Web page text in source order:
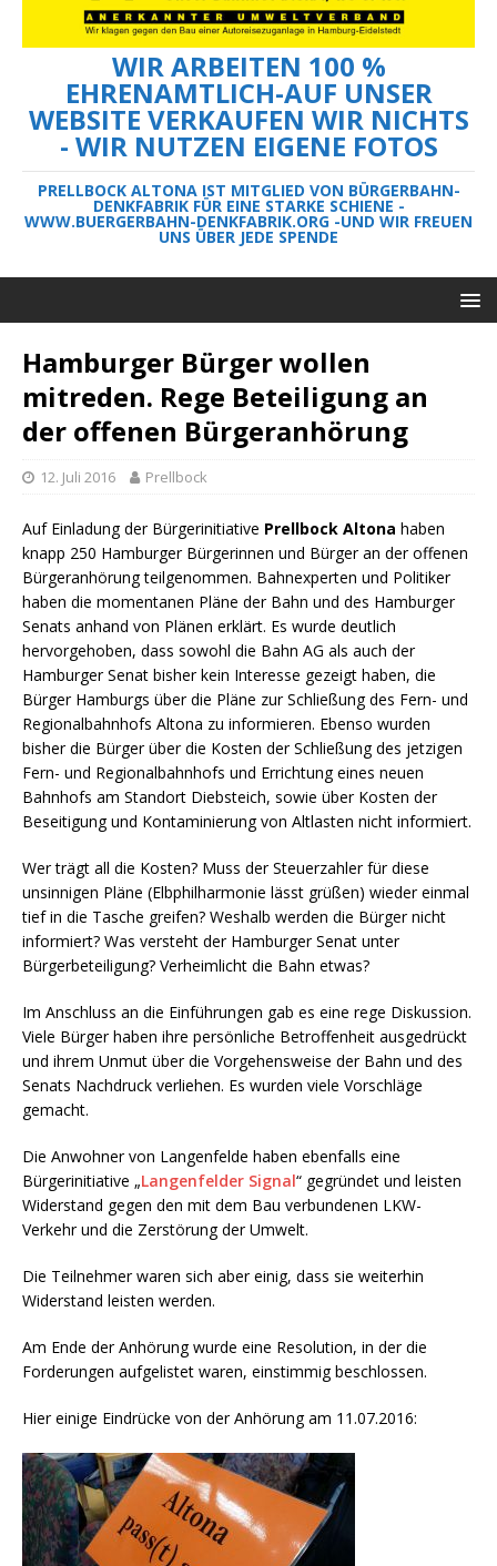
WIR ARBEITEN 100 %
EHRENAMTLICH-AUF UNSER
WEBSITE VERKAUFEN WIR NICHTS
- WIR NUTZEN EIGENE FOTOS
PRELLBOCK ALTONA IST MITGLIED VON BÜRGERBAHN-
DENKFABRIK FÜR EINE STARKE SCHIENE -
WWW.BUERGERBAHN-DENKFABRIK.ORG -UND WIR FREUEN
UNS ÜBER JEDE SPENDE
Hamburger Bürger wollen
mitreden. Rege Beteiligung an
der offenen Bürgeranhörung
12. Juli 2016 Prellbock
Auf Einladung der Bürgerinitiative Prellbock Altona haben
knapp 250 Hamburger Bürgerinnen und Bürger an der offenen
Bürgeranhörung teilgenommen. Bahnexperten und Politiker
haben die momentanen Pläne der Bahn und des Hamburger
Senats anhand von Plänen erklärt. Es wurde deutlich
hervorgehoben, dass sowohl die Bahn AG als auch der
Hamburger Senat bisher kein Interesse gezeigt haben, die
Bürger Hamburgs über die Pläne zur Schließung des Fern- und
Regionalbahnhofs Altona zu informieren. Ebenso wurden
bisher die Bürger über die Kosten der Schließung des jetzigen
Fern- und Regionalbahnhofs und Errichtung eines neuen
Bahnhofs am Standort Diebsteich, sowie über Kosten der
Beseitigung und Kontaminierung von Altlasten nicht informiert.
Wer trägt all die Kosten? Muss der Steuerzahler für diese
unsinnigen Pläne (Elbphilharmonie lässt grüßen) wieder einmal
tief in die Tasche greifen? Weshalb werden die Bürger nicht
informiert? Was versteht der Hamburger Senat unter
Bürgerbeteiligung? Verheimlicht die Bahn etwas?
Im Anschluss an die Einführungen gab es eine rege Diskussion.
Viele Bürger haben ihre persönliche Betroffenheit ausgedrückt
und ihrem Unmut über die Vorgehensweise der Bahn und des
Senats Nachdruck verliehen. Es wurden viele Vorschläge
gemacht.
Die Anwohner von Langenfelde haben ebenfalls eine
Bürgerinitiative „Langenfelder Signal“ gegründet und leisten
Widerstand gegen den mit dem Bau verbundenen LKW-
Verkehr und die Zerstörung der Umwelt.
Die Teilnehmer waren sich aber einig, dass sie weiterhin
Widerstand leisten werden.
Am Ende der Anhörung wurde eine Resolution, in der die
Forderungen aufgelistet waren, einstimmig beschlossen.
Hier einige Eindrücke von der Anhörung am 11.07.2016: